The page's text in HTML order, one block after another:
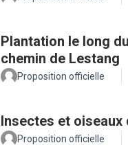
Plantation le long
chemin de Lestang
Proposition officielle
Insectes et oiseaux
Proposition officielle